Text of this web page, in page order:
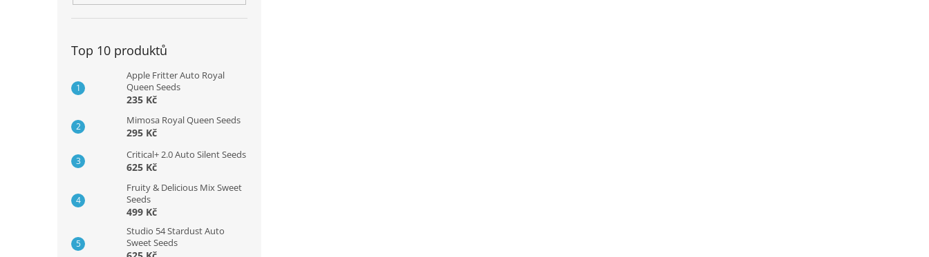
Top 10 produktů
Apple Fritter Auto Royal
Queen Seeds
235 Kč
Mimosa Royal Queen Seeds
295 Kč
Critical+ 2.0 Auto Silent Seeds
625 Kč
Fruity & Delicious Mix Sweet
Seeds
499 Kč
Studio 54 Stardust Auto
Sweet Seeds